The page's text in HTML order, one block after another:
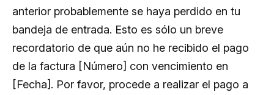
anterior probablemente se haya perdido en tu
bandeja de entrada. Esto es sólo un breve
recordatorio de que aún no he recibido el pago
de la factura [Número] con vencimiento en
[Fecha]. Por favor, procede a realizar el pago a